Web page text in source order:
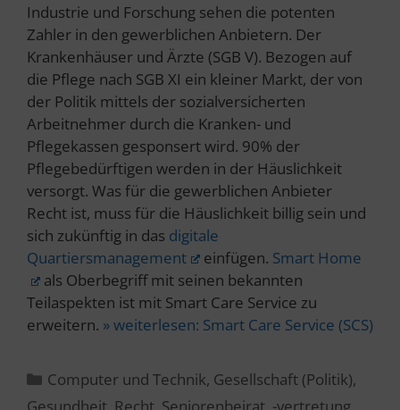
Industrie und Forschung sehen die potenten
Zahler in den gewerblichen Anbietern. Der
Krankenhäuser und Ärzte (SGB V). Bezogen auf
die Pflege nach SGB XI ein kleiner Markt, der von
der Politik mittels der sozialversicherten
Arbeitnehmer durch die Kranken- und
Pflegekassen gesponsert wird. 90% der
Pflegebedürftigen werden in der Häuslichkeit
versorgt. Was für die gewerblichen Anbieter
Recht ist, muss für die Häuslichkeit billig sein und
sich zukünftig in das digitale
Quartiersmanagement
einfügen. Smart Home
als Oberbegriff mit seinen bekannten
Teilaspekten ist mit Smart Care Service zu
erweitern. » weiterlesen: Smart Care Service (SCS)
Kategorien
Computer und Technik, Gesellschaft (Politik),
Gesundheit, Recht, Seniorenbeirat, -vertretung,